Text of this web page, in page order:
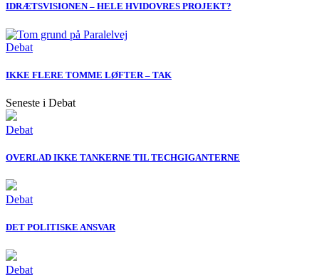
IDRÆTSVISIONEN – HELE HVIDOVRES PROJEKT?
Debat
IKKE FLERE TOMME LØFTER – TAK
Seneste i Debat
Debat
OVERLAD IKKE TANKERNE TIL TECHGIGANTERNE
Debat
DET POLITISKE ANSVAR
Debat